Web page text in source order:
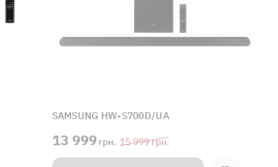
SAMSUNG HW-S700D/UA
15 999грн.
13 999 грн.